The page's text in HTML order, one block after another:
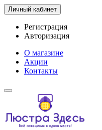
Личный кабинет
Регистрация
Авторизация
О магазине
Акции
Контакты